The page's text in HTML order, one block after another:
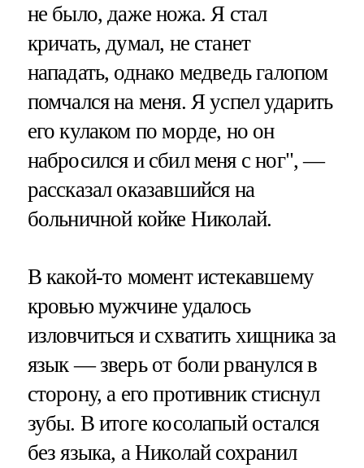
не было, даже ножа. Я стал
кричать, думал, не станет
нападать, однако медведь галопом
помчался на меня. Я успел ударить
его кулаком по морде, но он
набросился и сбил меня с ног", —
рассказал оказавшийся на
больничной койке Николай.
В какой-то момент истекавшему
кровью мужчине удалось
изловчиться и схватить хищника за
язык — зверь от боли рванулся в
сторону, а его противник стиснул
зубы. В итоге косолапый остался
без языка, а Николай сохранил